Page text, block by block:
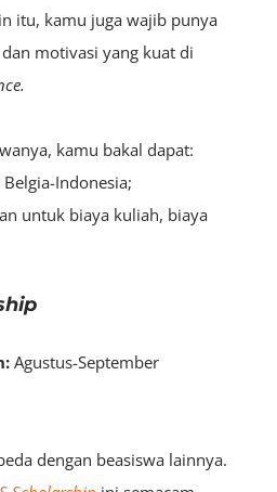
itu, kamu juga wajib punya
motivasi yang kuat di
kamu bakal dapat:
Indonesia;
untuk biaya kuliah, biaya
Agustus-September
dengan beasiswa lainnya.